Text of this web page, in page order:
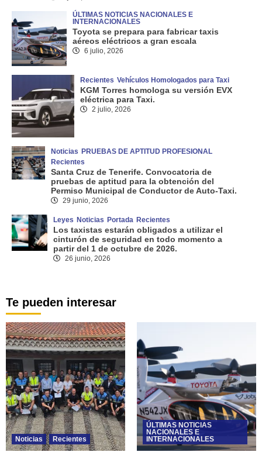
ÚLTIMAS NOTICIAS NACIONALES E
INTERNACIONALES
Toyota se prepara para fabricar taxis
aéreos eléctricos a gran escala
6 julio, 2026
Recientes Vehículos Homologados para Taxi
KGM Torres homologa su versión EVX
eléctrica para Taxi.
2 julio, 2026
Noticias PRUEBAS DE APTITUD PROFESIONAL
Recientes
Santa Cruz de Tenerife. Convocatoria de
pruebas de aptitud para la obtención del
Permiso Municipal de Conductor de Auto-Taxi.
29 junio, 2026
Leyes Noticias Portada Recientes
Los taxistas estarán obligados a utilizar el
cinturón de seguridad en todo momento a
partir del 1 de octubre de 2026.
26 junio, 2026
Te pueden interesar
Noticias Recientes
ÚLTIMAS NOTICIAS
NACIONALES E
INTERNACIONALES